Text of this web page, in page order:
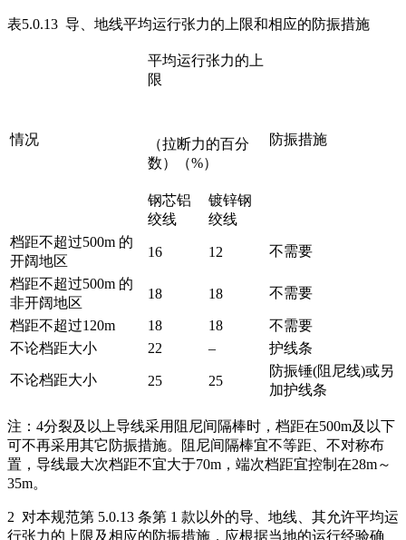
表5.0.13 导、地线平均运行张力的上限和相应的防振措施
情况
平均运行张力的上
限
（拉断力的百分
数）（%）
防振措施
钢芯铝
绞线
镀锌钢
绞线
档距不超过500m 的
开阔地区
16 12 不需要
档距不超过500m 的
非开阔地区
18 18 不需要
档距不超过120m 18 18
不需要
不论档距大小
22 – 护线条
不论档距大小 25 25
防振锤(阻尼线)或另
加护线条
注：4分裂及以上导线采用阻尼间隔棒时，档距在500m及以下
可不再采用其它防振措施。阻尼间隔棒宜不等距、不对称布
置，导线最大次档距不宜大于70m，端次档距宜控制在28m～
35m。
2 对本规范第 5.0.13 条第 1 款以外的导、地线、其允许平均运
行张力的上限及相应的防振措施，应根据当地的运行经验确